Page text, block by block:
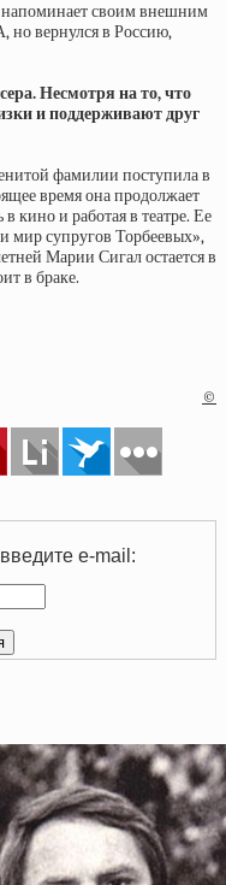
напоминает своим внешним
вернулся в Россию,
Несмотря на то, что
и поддерживают друг
фамилии поступила в
время она продолжает
кино и работая в театре. Ее
мир супругов Торбеевых»,
Марии Сигал остается в
в браке.
©
e-mail: